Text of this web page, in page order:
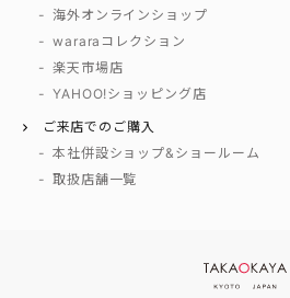
海外オンラインショップ
wararaコレクション
楽天市場店
YAHOO!ショッピング店
ご来店でのご購入
本社併設ショップ&ショールーム
取扱店舗一覧